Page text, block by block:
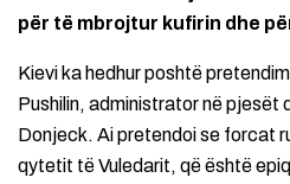
për të mbrojtur kufirin dhe
Kievi ka hedhur poshtë
Pushilin, administrator në pjesët
Donjeck. Ai pretendoi se forcat
qytetit të Vuledarit, që është